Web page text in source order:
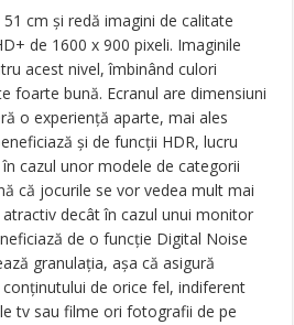
cm și redă imagini de calitate
de 1600 x 900 pixeli. Imaginile
acest nivel, îmbinând culori
foarte bună. Ecranul are dimensiuni
o experiență aparte, mai ales
și de funcții HDR, lucru
cazul unor modele de categorii
că jocurile se vor vedea mult mai
decât în cazul unui monitor
de o funcție Digital Noise
granulația, așa că asigură
de orice fel, indiferent
tv sau filme ori fotografii de pe